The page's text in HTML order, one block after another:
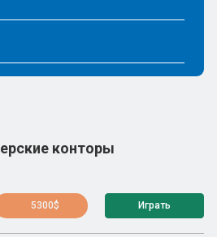
конторы
5300$ Играть